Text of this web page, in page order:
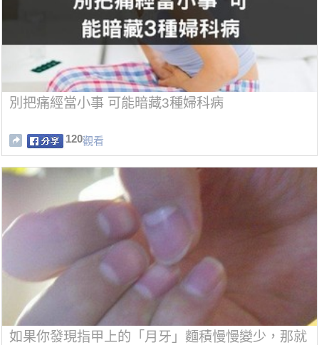
別把痛經當小事 可能暗藏3種婦科病
120觀看
如果你發現指甲上的「月牙」麵積慢慢變少，那就